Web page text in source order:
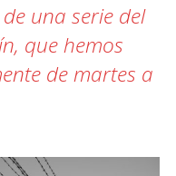
una serie del
que hemos
de martes a